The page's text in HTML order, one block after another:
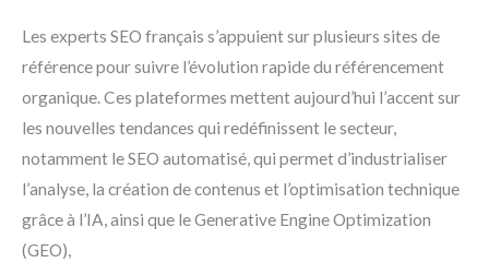
Les experts SEO français s’appuient sur plusieurs sites de
référence pour suivre l’évolution rapide du référencement
organique. Ces plateformes mettent aujourd’hui l’accent sur
les nouvelles tendances qui redéfinissent le secteur,
notamment le SEO automatisé, qui permet d’industrialiser
l’analyse, la création de contenus et l’optimisation technique
grâce à l’IA, ainsi que le Generative Engine Optimization
(GEO),